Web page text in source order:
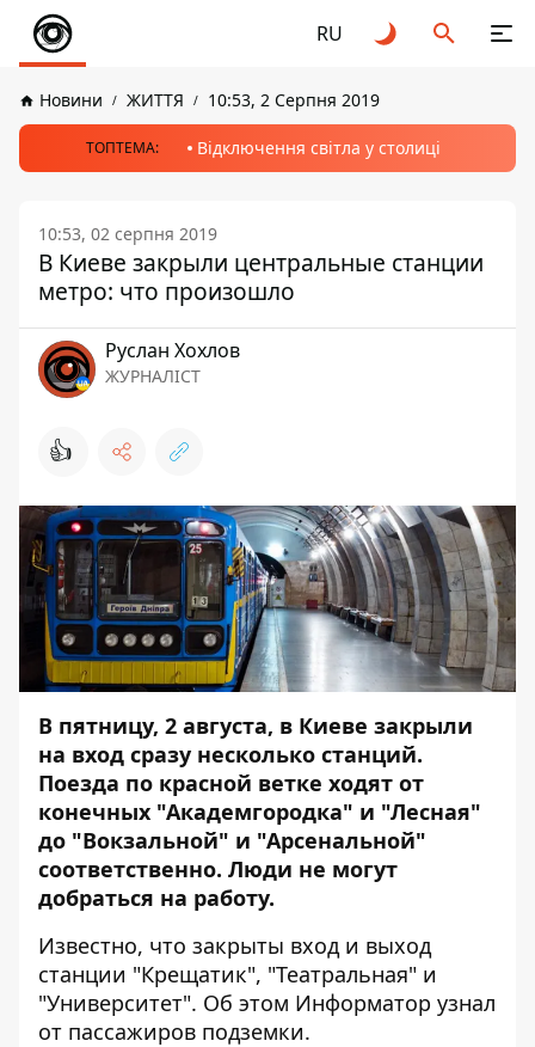
RU
Новини ЖИТТЯ 10:53, 2 Серпня 2019
ТОПТЕМА: Відключення світла у столиці
10:53, 02 серпня 2019
В Киеве закрыли центральные станции
метро: что произошло
Руслан Хохлов
ЖУРНАЛІСТ
👍
В пятницу, 2 августа, в Киеве закрыли
на вход сразу несколько станций.
Поезда по красной ветке ходят от
конечных "Академгородка" и "Лесная"
до "Вокзальной" и "Арсенальной"
соответственно. Люди не могут
добраться на работу.
Известно, что закрыты вход и выход
станции "Крещатик", "Театральная" и
"Университет". Об этом Информатор узнал
от пассажиров подземки.